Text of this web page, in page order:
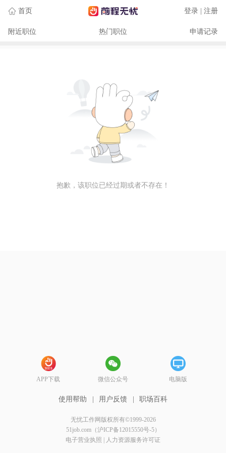
首页 登录 | 注册
附近职位 热门职位 申请记录
抱歉，该职位已经过期或者不存在！
APP下载 微信公众号 电脑版
使用帮助 用户反馈 职场百科
无忧工作网版权所有©1999-2026
51job.com（沪ICP备12015550号-5）
电子营业执照
人力资源服务许可证